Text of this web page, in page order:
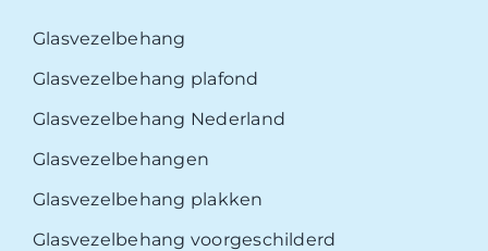
Glasvezelbehang
Glasvezelbehang plafond
Glasvezelbehang Nederland
Glasvezelbehangen
Glasvezelbehang plakken
Glasvezelbehang voorgeschilderd